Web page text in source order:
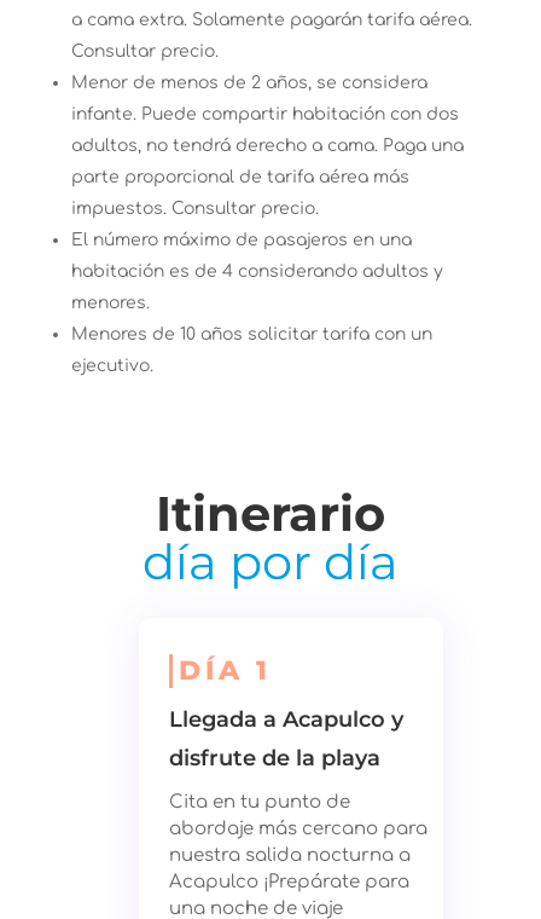
a cama extra. Solamente pagarán tarifa aérea.
Consultar precio.
Menor de menos de 2 años, se considera
infante. Puede compartir habitación con dos
adultos, no tendrá derecho a cama. Paga una
parte proporcional de tarifa aérea más
impuestos. Consultar precio.
El número máximo de pasajeros en una
habitación es de 4 considerando adultos y
menores.
Menores de 10 años solicitar tarifa con un
ejecutivo.
Itinerario
día por día
DÍA 1
Llegada a Acapulco y
disfrute de la playa
Cita en tu punto de
abordaje más cercano para
nuestra salida nocturna a
Acapulco ¡Prepárate para
una noche de viaje